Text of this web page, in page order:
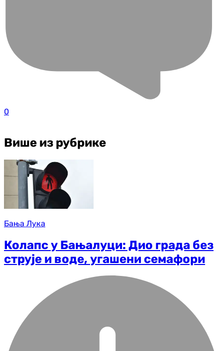
0
Више из рубрике
Бања Лука
Колапс у Бањалуци: Дио града без
струје и воде, угашени семафори